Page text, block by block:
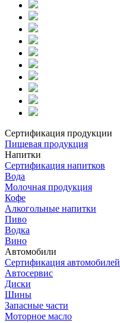
Сертификация продукции
Пищевая продукция
Напитки
Сертификация напитков
Вода
Молочная продукция
Кофе
Алкогольные напитки
Пиво
Водка
Вино
Автомобили
Сертификация автомобилей
Автосервис
Диски
Шины
Запасные части
Моторное масло